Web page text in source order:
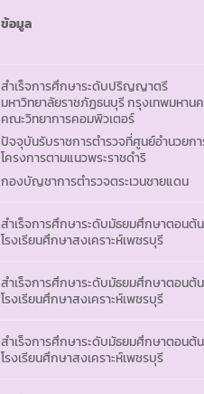
ข้อมูล
สำเร็จการศึกษาระดับปริญญาตรี
มหาวิทยาลัยราชภัฏธนบุรี กรุงเทพมหาน
คณะวิทยาการคอมพิวเตอร์
ปัจจุบันรับราชการตำรวจที่ศูนย์อำนวยก
โครงการตามแนวพระราชดำริ
กองบัญชาการตำรวจตระเวนชายแดน
สำเร็จการศึกษาระดับมัธยมศึกษาตอนต้น
โรงเรียนศึกษาสงเคราะห์เพชรบุรี
สำเร็จการศึกษาระดับมัธยมศึกษาตอนต้น
โรงเรียนศึกษาสงเคราะห์เพชรบุรี
สำเร็จการศึกษาระดับมัธยมศึกษาตอนต้น
โรงเรียนศึกษาสงเคราะห์เพชรบุรี